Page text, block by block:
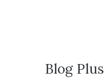
Blog